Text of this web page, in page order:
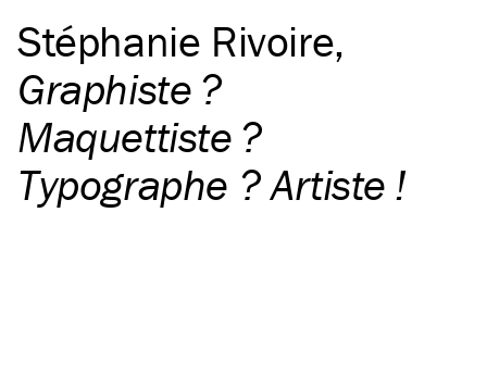
Stéphanie Rivoire,
Graphiste ?
Maquettiste ?
Typographe ? Artiste !